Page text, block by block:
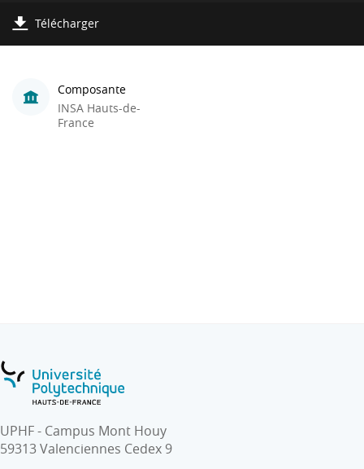
Télécharger
Composante
INSA Hauts-de-
France
UPHF - Campus Mont Houy
59313 Valenciennes Cedex 9